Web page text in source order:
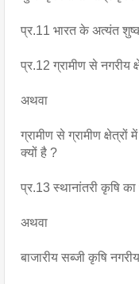
प्र.11 भारत के अत्यंत
प्र.12 ग्रामीण से नगरीय
अथवा
ग्रामीण से ग्रामीण
क्यों है ?
प्र.13 स्थानांतरी कृषि का
अथवा
बाजारीय सब्जी कृषि